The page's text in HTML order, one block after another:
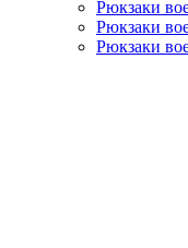
Рюкзаки
Рюкзаки
Рюкзаки